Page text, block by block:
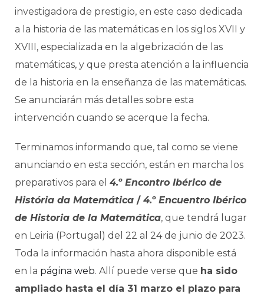
investigadora de prestigio, en este caso dedicada
a la historia de las matemáticas en los siglos XVII y
XVIII, especializada en la algebrización de las
matemáticas, y que presta atención a la influencia
de la historia en la enseñanza de las matemáticas.
Se anunciarán más detalles sobre esta
intervención cuando se acerque la fecha.
Terminamos informando que, tal como se viene
anunciando en esta sección, están en marcha los
preparativos para el 4.º Encontro Ibérico de
História da Matemática / 4.º Encuentro Ibérico
de Historia de la Matemática, que tendrá lugar
en Leiria (Portugal) del 22 al 24 de junio de 2023.
Toda la información hasta ahora disponible está
en la página web. Allí puede verse que ha sido
ampliado hasta el día 31 marzo el plazo para